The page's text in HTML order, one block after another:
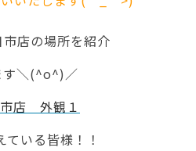
店の場所を紹介
す＼(^o^)／
ている皆様！！